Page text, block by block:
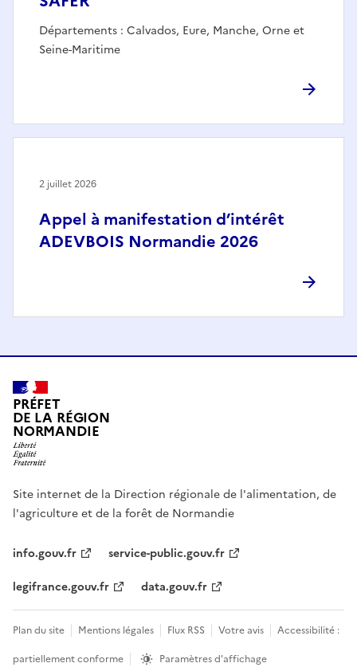
Départements : Calvados, Eure, Manche, Orne et
Seine-Maritime
Appel à manifestation d’intérêt
ADEVBOIS Normandie 2026
2 juillet 2026
PRÉFET
DE LA RÉGION
NORMANDIE
Site internet de la Direction régionale de l'alimentation, de
l'agriculture et de la forêt de Normandie
info.gouv.fr
service-public.gouv.fr
legifrance.gouv.fr
data.gouv.fr
Plan du site Mentions légales Flux RSS Votre avis
Accessibilité :
partiellement conforme
Paramètres d'affichage